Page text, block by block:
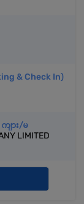
& Check In)
ျား/မ
LIMITED